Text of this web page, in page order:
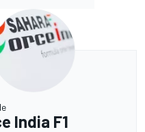
India F1